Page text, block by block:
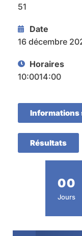
51
Date
16 décembre
Horaires
10:0014:00
Informations
Résultats
00
Jours